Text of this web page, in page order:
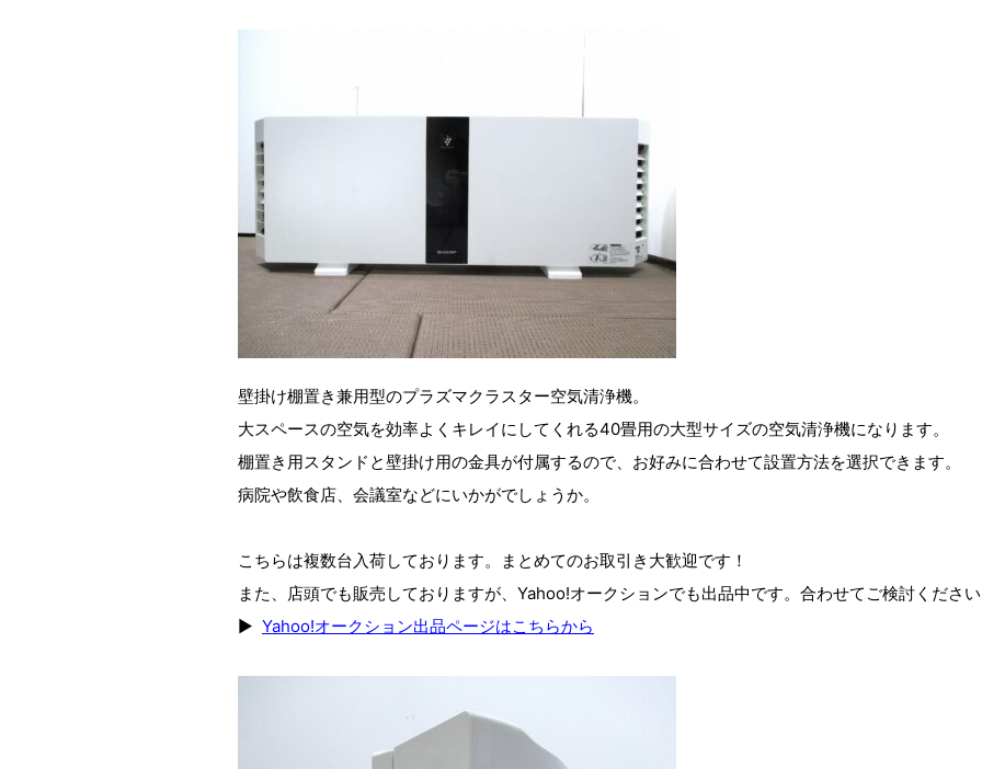
壁掛け棚置き兼用型のプラズマクラスター空気清浄機。
大スペースの空気を効率よくキレイにしてくれる40畳用の大型サイズの空気清浄機になります。
棚置き用スタンドと壁掛け用の金具が付属するので、お好みに合わせて設置方法を選択できます。
病院や飲食店、会議室などにいかがでしょうか。
こちらは複数台入荷しております。まとめてのお取引き大歓迎です！
また、店頭でも販売しておりますが、Yahoo!オークションでも出品中です。合わせてご検討くださ
▶ Yahoo!オークション出品ページはこちらから